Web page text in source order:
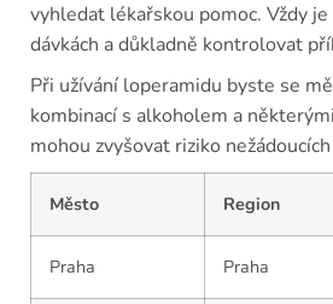
vyhledat lékařskou pomoc. Vždy
dávkách a důkladně kontrolovat
Při užívání loperamidu byste se
kombinací s alkoholem a
mohou zvyšovat riziko
Město Region
Praha Praha